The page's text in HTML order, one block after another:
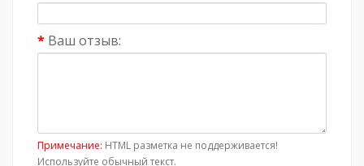
Ваш отзыв:
Примечание: HTML разметка не поддерживается!
Используйте обычный текст.